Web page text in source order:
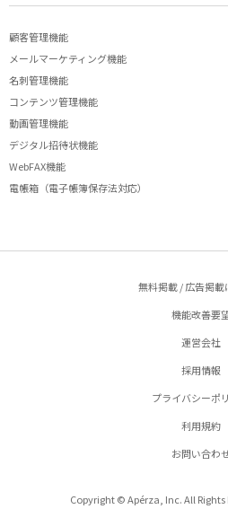
顧客管理機能
メールマーケティング機能
名刺管理機能
コンテンツ管理機能
動画管理機能
デジタル招待状機能
WebFAX機能
電帳箱（電子帳簿保存法対応）
無料掲載 / 広告掲載
機能改善要
運営会社
採用情報
プライバシーポ
利用規約
お問い合わ
Copyright © Apérza, Inc. All Rights